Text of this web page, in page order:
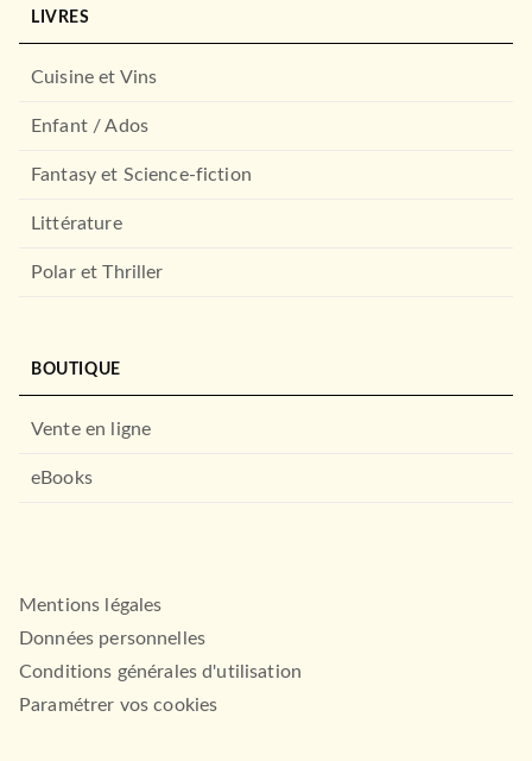
LIVRES
Cuisine et Vins
Enfant / Ados
Fantasy et Science-fiction
Littérature
Polar et Thriller
BOUTIQUE
Vente en ligne
eBooks
Mentions légales
Données personnelles
Conditions générales d'utilisation
Paramétrer vos cookies